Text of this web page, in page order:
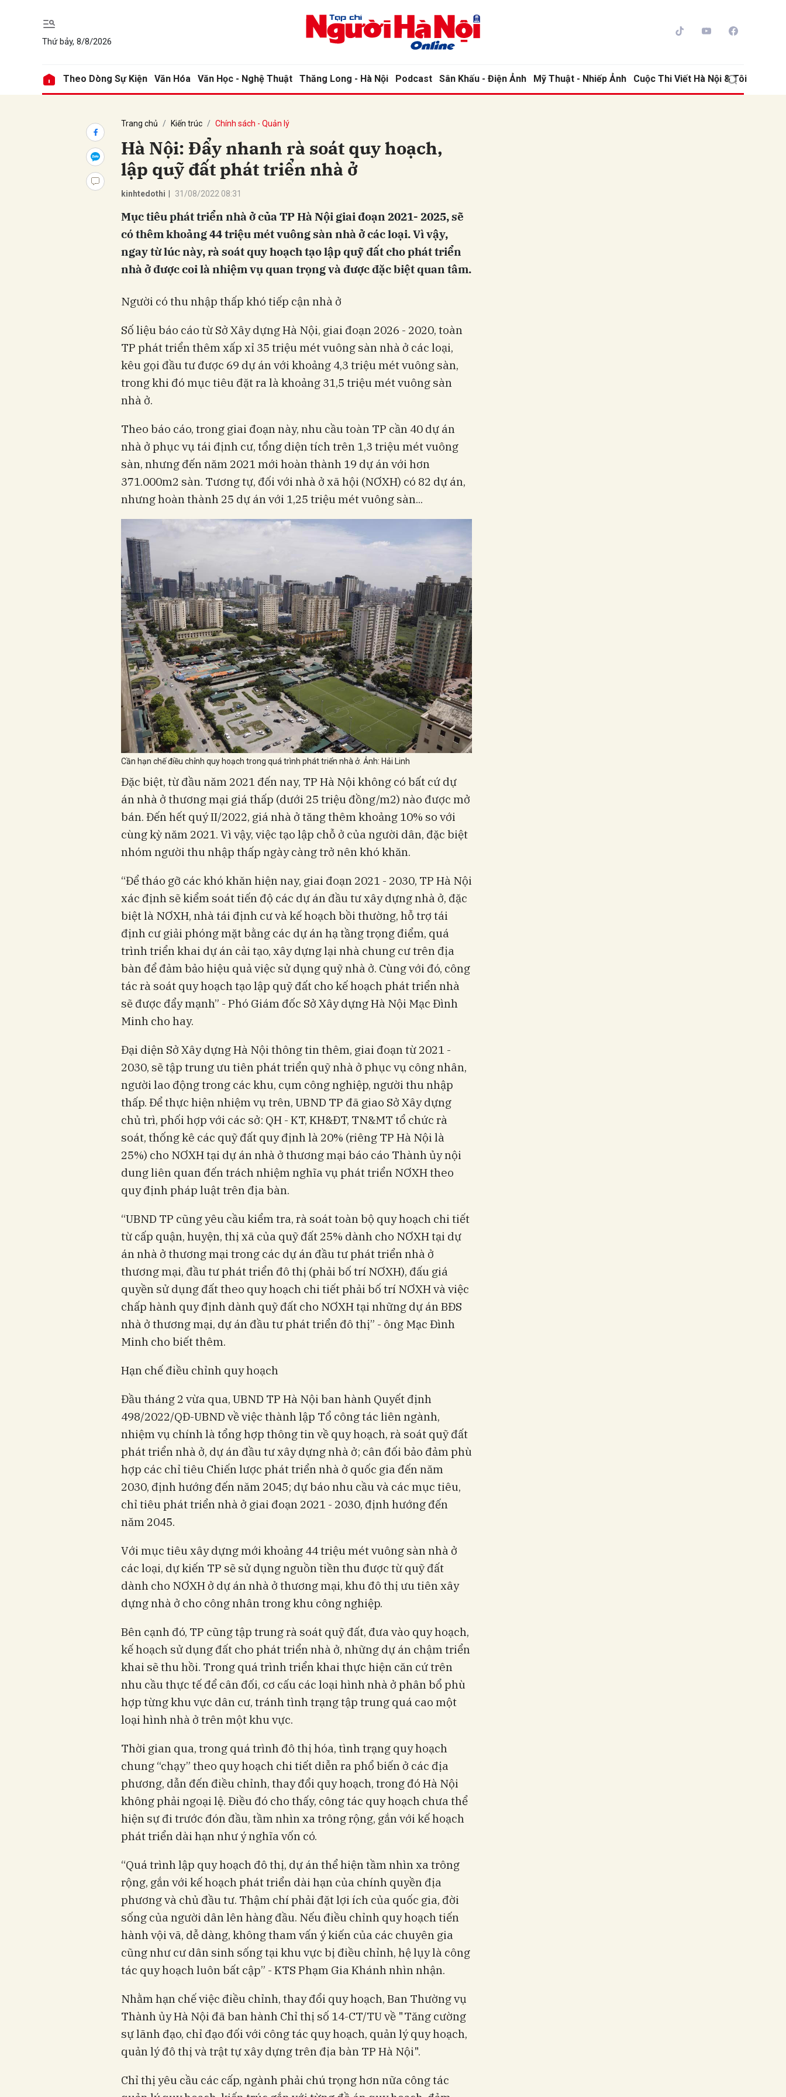
Thứ bảy, 8/8/2026
Theo Dòng Sự Kiện Văn Hóa Văn Học - Nghệ Thuật Thăng Long - Hà Nội Podcast Sân Khấu - Điện Ảnh Mỹ Thuật - Nhiếp Ảnh Cuộc Thi Viết Hà Nội & Tôi
Trang chủ Kiến trúc Chính sách - Quản lý
Hà Nội: Đẩy nhanh rà soát quy hoạch,
lập quỹ đất phát triển nhà ở
kinhtedothi 31/08/2022 08:31
Mục tiêu phát triển nhà ở của TP Hà Nội giai đoạn 2021- 2025, sẽ
có thêm khoảng 44 triệu mét vuông sàn nhà ở các loại. Vì vậy,
ngay từ lúc này, rà soát quy hoạch tạo lập quỹ đất cho phát triển
nhà ở được coi là nhiệm vụ quan trọng và được đặc biệt quan tâm.
Người có thu nhập thấp khó tiếp cận nhà ở
Số liệu báo cáo từ Sở Xây dựng Hà Nội, giai đoạn 2026 - 2020, toàn
TP phát triển thêm xấp xỉ 35 triệu mét vuông sàn nhà ở các loại,
kêu gọi đầu tư được 69 dự án với khoảng 4,3 triệu mét vuông sàn,
trong khi đó mục tiêu đặt ra là khoảng 31,5 triệu mét vuông sàn
nhà ở.
Theo báo cáo, trong giai đoạn này, nhu cầu toàn TP cần 40 dự án
nhà ở phục vụ tái định cư, tổng diện tích trên 1,3 triệu mét vuông
sàn, nhưng đến năm 2021 mới hoàn thành 19 dự án với hơn
371.000m2 sàn. Tương tự, đối với nhà ở xã hội (NƠXH) có 82 dự án,
nhưng hoàn thành 25 dự án với 1,25 triệu mét vuông sàn...
Cần hạn chế điều chỉnh quy hoạch trong quá trình phát triển nhà ở. Ảnh: Hải Linh
Đặc biệt, từ đầu năm 2021 đến nay, TP Hà Nội không có bất cứ dự
án nhà ở thương mại giá thấp (dưới 25 triệu đồng/m2) nào được mở
bán. Đến hết quý II/2022, giá nhà ở tăng thêm khoảng 10% so với
cùng kỳ năm 2021. Vì vậy, việc tạo lập chỗ ở của người dân, đặc biệt
nhóm người thu nhập thấp ngày càng trở nên khó khăn.
“Để tháo gỡ các khó khăn hiện nay, giai đoạn 2021 - 2030, TP Hà Nội
xác định sẽ kiểm soát tiến độ các dự án đầu tư xây dựng nhà ở, đặc
biệt là NƠXH, nhà tái định cư và kế hoạch bồi thường, hỗ trợ tái
định cư giải phóng mặt bằng các dự án hạ tầng trọng điểm, quá
trình triển khai dự án cải tạo, xây dựng lại nhà chung cư trên địa
bàn để đảm bảo hiệu quả việc sử dụng quỹ nhà ở. Cùng với đó, công
tác rà soát quy hoạch tạo lập quỹ đất cho kế hoạch phát triển nhà
sẽ được đẩy mạnh” - Phó Giám đốc Sở Xây dựng Hà Nội Mạc Đình
Minh cho hay.
Đại diện Sở Xây dựng Hà Nội thông tin thêm, giai đoạn từ 2021 -
2030, sẽ tập trung ưu tiên phát triển quỹ nhà ở phục vụ công nhân,
người lao động trong các khu, cụm công nghiệp, người thu nhập
thấp. Để thực hiện nhiệm vụ trên, UBND TP đã giao Sở Xây dựng
chủ trì, phối hợp với các sở: QH - KT, KH&ĐT, TN&MT tổ chức rà
soát, thống kê các quỹ đất quy định là 20% (riêng TP Hà Nội là
25%) cho NƠXH tại dự án nhà ở thương mại báo cáo Thành ủy nội
dung liên quan đến trách nhiệm nghĩa vụ phát triển NƠXH theo
quy định pháp luật trên địa bàn.
“UBND TP cũng yêu cầu kiểm tra, rà soát toàn bộ quy hoạch chi tiết
từ cấp quận, huyện, thị xã của quỹ đất 25% dành cho NƠXH tại dự
án nhà ở thương mại trong các dự án đầu tư phát triển nhà ở
thương mại, đầu tư phát triển đô thị (phải bố trí NƠXH), đấu giá
quyền sử dụng đất theo quy hoạch chi tiết phải bố trí NƠXH và việc
chấp hành quy định dành quỹ đất cho NƠXH tại những dự án BĐS
nhà ở thương mại, dự án đầu tư phát triển đô thị” - ông Mạc Đình
Minh cho biết thêm.
Hạn chế điều chỉnh quy hoạch
Đầu tháng 2 vừa qua, UBND TP Hà Nội ban hành Quyết định
498/2022/QĐ-UBND về việc thành lập Tổ công tác liên ngành,
nhiệm vụ chính là tổng hợp thông tin về quy hoạch, rà soát quỹ đất
phát triển nhà ở, dự án đầu tư xây dựng nhà ở; cân đối bảo đảm phù
hợp các chỉ tiêu Chiến lược phát triển nhà ở quốc gia đến năm
2030, định hướng đến năm 2045; dự báo nhu cầu và các mục tiêu,
chỉ tiêu phát triển nhà ở giai đoạn 2021 - 2030, định hướng đến
năm 2045.
Với mục tiêu xây dựng mới khoảng 44 triệu mét vuông sàn nhà ở
các loại, dự kiến TP sẽ sử dụng nguồn tiền thu được từ quỹ đất
dành cho NƠXH ở dự án nhà ở thương mại, khu đô thị ưu tiên xây
dựng nhà ở cho công nhân trong khu công nghiệp.
Bên cạnh đó, TP cũng tập trung rà soát quỹ đất, đưa vào quy hoạch,
kế hoạch sử dụng đất cho phát triển nhà ở, những dự án chậm triển
khai sẽ thu hồi. Trong quá trình triển khai thực hiện căn cứ trên
nhu cầu thực tế để cân đối, cơ cấu các loại hình nhà ở phân bổ phù
hợp từng khu vực dân cư, tránh tình trạng tập trung quá cao một
loại hình nhà ở trên một khu vực.
Thời gian qua, trong quá trình đô thị hóa, tình trạng quy hoạch
chung “chạy” theo quy hoạch chi tiết diễn ra phổ biến ở các địa
phương, dẫn đến điều chỉnh, thay đổi quy hoạch, trong đó Hà Nội
không phải ngoại lệ. Điều đó cho thấy, công tác quy hoạch chưa thể
hiện sự đi trước đón đầu, tầm nhìn xa trông rộng, gắn với kế hoạch
phát triển dài hạn như ý nghĩa vốn có.
“Quá trình lập quy hoạch đô thị, dự án thể hiện tầm nhìn xa trông
rộng, gắn với kế hoạch phát triển dài hạn của chính quyền địa
phương và chủ đầu tư. Thậm chí phải đặt lợi ích của quốc gia, đời
sống của người dân lên hàng đầu. Nếu điều chỉnh quy hoạch tiến
hành vội vã, dễ dàng, không tham vấn ý kiến của các chuyên gia
cũng như cư dân sinh sống tại khu vực bị điều chỉnh, hệ lụy là công
tác quy hoạch luôn bất cập” - KTS Phạm Gia Khánh nhìn nhận.
Nhằm hạn chế việc điều chỉnh, thay đổi quy hoạch, Ban Thường vụ
Thành ủy Hà Nội đã ban hành Chỉ thị số 14-CT/TU về "Tăng cường
sự lãnh đạo, chỉ đạo đối với công tác quy hoạch, quản lý quy hoạch,
quản lý đô thị và trật tự xây dựng trên địa bàn TP Hà Nội".
Chỉ thị yêu cầu các cấp, ngành phải chú trọng hơn nữa công tác